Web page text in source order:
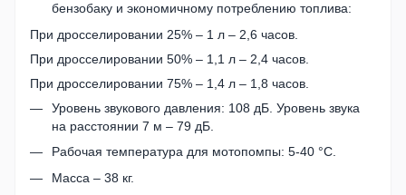
бензобаку и экономичному потреблению топлива:
При дросселировании 25% – 1 л – 2,6 часов.
При дросселировании 50% – 1,1 л – 2,4 часов.
При дросселировании 75% – 1,4 л – 1,8 часов.
Уровень звукового давления: 108 дБ. Уровень звука
на расстоянии 7 м – 79 дБ.
Рабочая температура для мотопомпы: 5-40 °C.
Масса – 38 кг.